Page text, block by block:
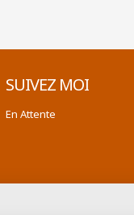
SUIVEZ MOI
En Attente